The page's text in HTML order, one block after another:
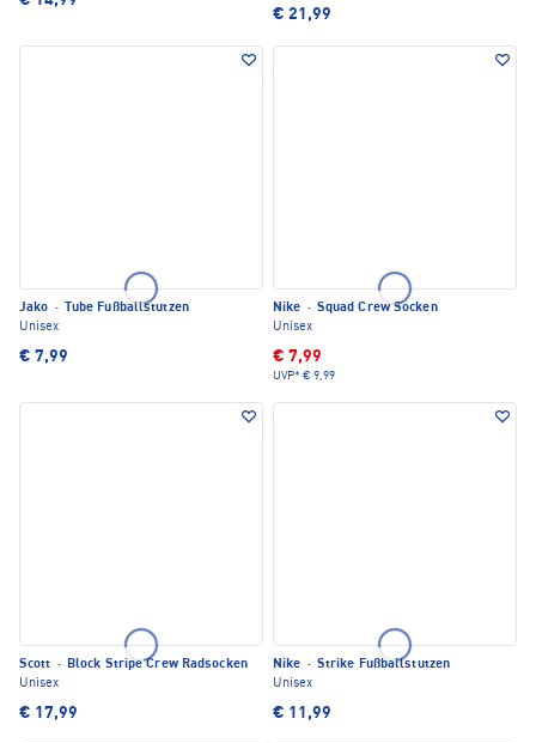
€ 21,99
Jako ·
Tube Fußballstutzen
Unisex
€ 7,99
Nike · Squad Crew Socken
Unisex
€ 7,99
UVP* € 9,99
Scott · Block Stripe Crew Radsocken
Unisex
€ 17,99
Nike · Strike Fußballstutzen
Unisex
€ 11,99